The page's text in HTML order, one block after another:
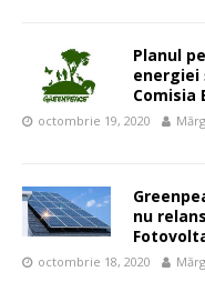
Planul
energiei
Comisia
octombrie 19, 2020
nu
octombrie 18, 2020